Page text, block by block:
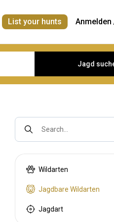
List your hunts Anmelden
Jagd
Search...
Wildarten
Jagdbare Wildarten
Jagdart